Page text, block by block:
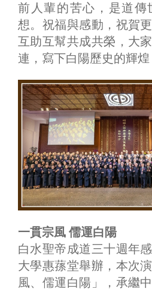
前人輩的苦心，是道傳
想。祝福與感動，祝賀
互助互幫共成共榮，大
連，寫下白陽歷史的輝煌
一貫宗風 儒運白陽
白水聖帝成道三十週年
大學惠蓀堂舉辦，本次
風、儒運白陽」，承繼